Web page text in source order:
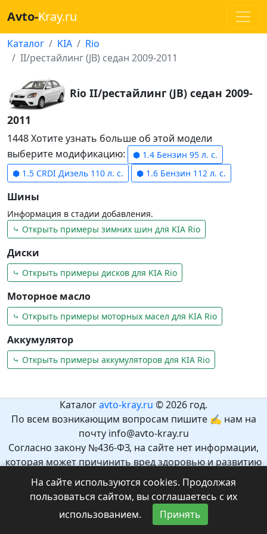
Avto-Kray.ru
Каталог KIA
Rio
II/рестайлинг (JB) седан 2009-2011
Rio II/рестайлинг (JB) седан 2009-
2011
1448 Хотите узнать больше об этой модели
выберите модификацию:
⬢ 1.4 Бензин 95 л. с.
⬢ 1.5 CRDI Дизель 110 л. с.
⬢ 1.6 Бензин 112 л. с.
Шины
Информация в стадии добавления.
⤷ Открыть примеры зимних шин для KIA Rio
Диски
⤷ Открыть примеры дисков для KIA Rio
Моторное масло
⤷ Открыть примеры моторных масел для KIA Rio
Аккумулятор
⤷ Открыть примеры аккумуляторов для KIA Rio
Каталогavto-kray.ru © 2026 год.
По всем возникающим вопросам пишите ✍ нам на
почту info@avto-kray.ru
Согласно закону №436-ФЗ, на сайте нет информации,
которая может причинить вред здоровью и развитию
Рекомендуемый возраст 12+.
На сайте используются cookies. Продолжая
пользоваться сайтом, вы соглашаетесь с их
использованием.
Принять